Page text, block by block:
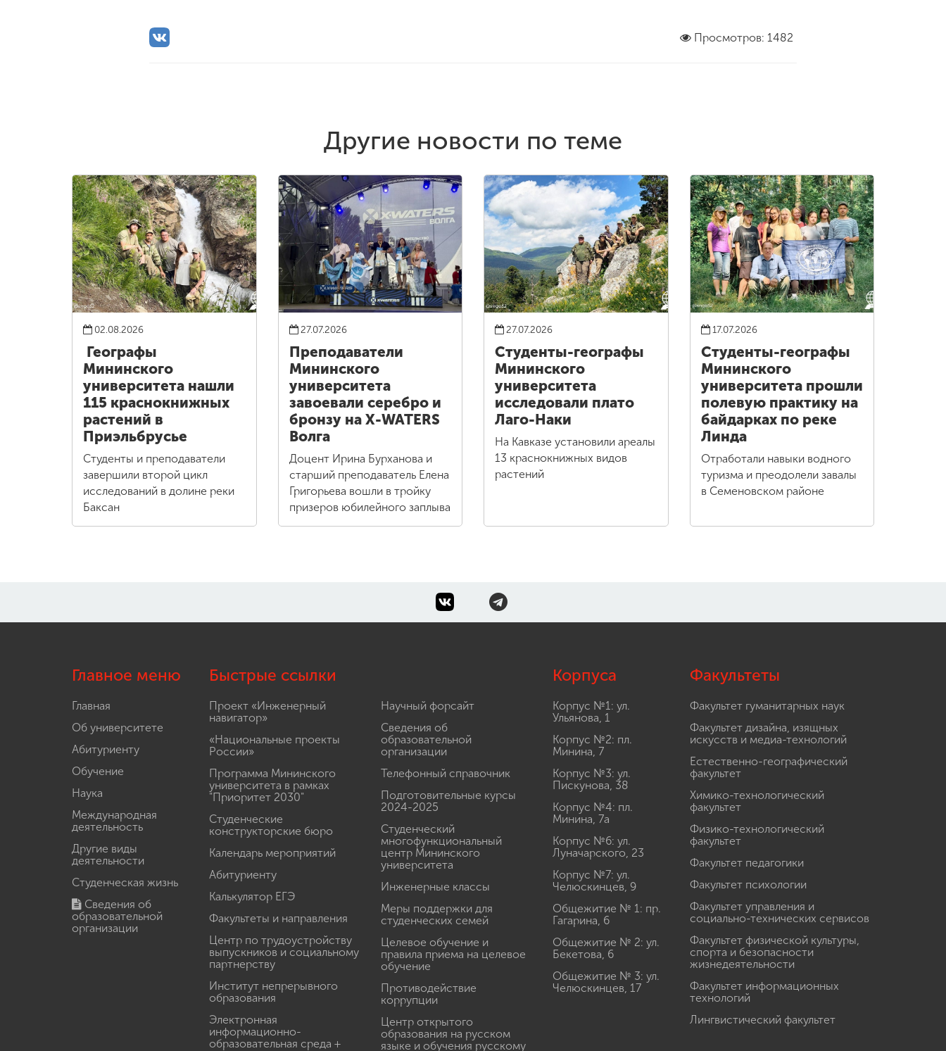
Просмотров: 1482
Другие новости по теме
02.08.2026
Географы
Мининского
университета нашли
115 краснокнижных
растений в
Приэльбрусье
Студенты и преподаватели
завершили второй цикл
исследований в долине реки
Баксан
27.07.2026
Преподаватели
Мининского
университета
завоевали серебро и
бронзу на X-WATERS
Волга
Доцент Ирина Бурханова и
старший преподаватель Елена
Григорьева вошли в тройку
призеров юбилейного заплыва
27.07.2026
Студенты-географы
Мининского
университета
исследовали плато
Лаго-Наки
На Кавказе установили ареалы
13 краснокнижных видов
растений
17.07.2026
Студенты-географы
Мининского
университета прошли
полевую практику на
байдарках по реке
Линда
Отработали навыки водного
туризма и преодолели завалы
в Семеновском районе
Главное меню
Главная
Об университете
Абитуриенту
Обучение
Наука
Международная
деятельность
Другие виды
деятельности
Студенческая жизнь
Сведения об
образовательной
организации
Быстрые ссылки
Проект «Инженерный
навигатор»
«Национальные проекты
России»
Программа Мининского
университета в рамках
"Приоритет 2030"
Студенческие
конструкторские бюро
Календарь мероприятий
Абитуриенту
Калькулятор ЕГЭ
Факультеты и направления
Центр по трудоустройству
выпускников и социальному
партнерству
Институт непрерывного
образования
Электронная
информационно-
образовательная среда +
Научный форсайт
Сведения об
образовательной
организации
Телефонный справочник
Подготовительные курсы
2024-2025
Студенческий
многофункциональный
центр Мининского
университета
Инженерные классы
Меры поддержки для
студенческих семей
Целевое обучение и
правила приема на целевое
обучение
Противодействие
коррупции
Центр открытого
образования на русском
языке и обучения русскому
Корпуса
Корпус №1: ул.
Ульянова, 1
Корпус №2: пл.
Минина, 7
Корпус №3: ул.
Пискунова, 38
Корпус №4: пл.
Минина, 7а
Корпус №6: ул.
Луначарского, 23
Корпус №7: ул.
Челюскинцев, 9
Общежитие № 1: пр.
Гагарина, 6
Общежитие № 2: ул.
Бекетова, 6
Общежитие № 3: ул.
Челюскинцев, 17
Факультеты
Факультет гуманитарных наук
Факультет дизайна, изящных
искусств и медиа-технологий
Естественно-географический
факультет
Химико-технологический
факультет
Физико-технологический
факультет
Факультет педагогики
Факультет психологии
Факультет управления и
социально-технических сервисов
Факультет физической культуры,
спорта и безопасности
жизнедеятельности
Факультет информационных
технологий
Лингвистический факультет